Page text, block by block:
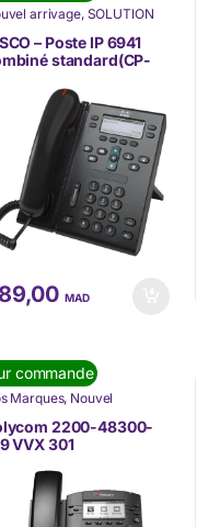
arrivage, SOLUTION
COMMUNICATION
,Téléphonie IP
– Poste IP 6941
standard(CP-
MAD
commande
Marques, Nouvel
,POLY
,
,Téléphonie IP
2200-48300-
VVX 301